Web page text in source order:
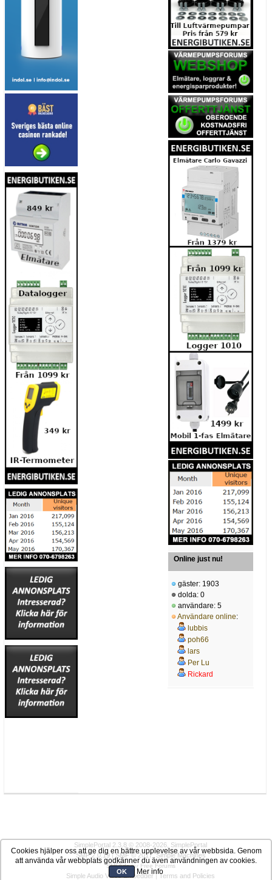
Online just nu!
gäster: 1903
dolda: 0
användare: 5
Användare online:
lubbis
poh66
lars
Per Lu
Rickard
SimplePortal 2.3.8 © 2008-2026, SimplePortal
SMF 2.0.19|SMF © 2017,Simple Machines
SMFAdsfor Free Forums
Simple Audio Video Embedder|Terms and Policies
Cookies hjälper oss att ge dig en bättre upplevelse av vår webbsida. Genom
att använda vår webbplats godkänner du även användningen av cookies.
OK Mer info